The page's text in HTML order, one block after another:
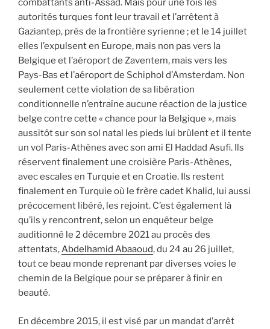
combattants anti-Assad. Mais pour une fois les
autorités turques font leur travail et l’arrêtent à
Gaziantep, près de la frontière syrienne ; et le 14 juillet
elles l’expulsent en Europe, mais non pas vers la
Belgique et l’aéroport de Zaventem, mais vers les
Pays-Bas et l’aéroport de Schiphol d’Amsterdam. Non
seulement cette violation de sa libération
conditionnelle n’entraîne aucune réaction de la justice
belge contre cette « chance pour la Belgique », mais
aussitôt sur son sol natal les pieds lui brûlent et il tente
un vol Paris-Athènes avec son ami El Haddad Asufi. Ils
réservent finalement une croisière Paris-Athènes,
avec escales en Turquie et en Croatie. Ils restent
finalement en Turquie où le frère cadet Khalid, lui aussi
précocement libéré, les rejoint. C’est également là
qu’ils y rencontrent, selon un enquêteur belge
auditionné le 2 décembre 2021 au procès des
attentats,Abdelhamid Abaaoud, du 24 au 26 juillet,
tout ce beau monde reprenant par diverses voies le
chemin de la Belgique pour se préparer à finir en
beauté.
En décembre 2015, il est visé par un mandat d’arrêt